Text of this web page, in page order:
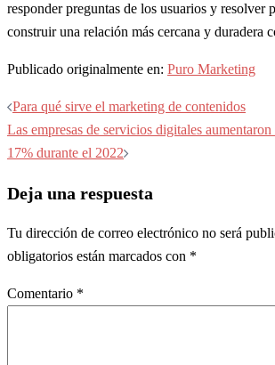
responder preguntas de los usuarios y resolver
construir una relación más cercana y duradera
Publicado originalmente en: Puro Marketing
Navegación
de
entradas
Para qué sirve el marketing de contenidos
Las empresas de servicios digitales
17% durante el 2022
Deja una respuesta
Tu dirección de correo electrónico no será
obligatorios están marcados con *
Comentario *